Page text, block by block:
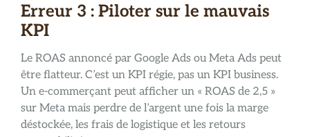
Erreur 3 : Piloter sur le mauvais
KPI
Le ROAS annoncé par Google Ads ou Meta Ads peut
être flatteur. C’est un KPI régie, pas un KPI business.
Un e-commerçant peut afficher un « ROAS de 2,5 »
sur Meta mais perdre de l’argent une fois la marge
déstockée, les frais de logistique et les retours